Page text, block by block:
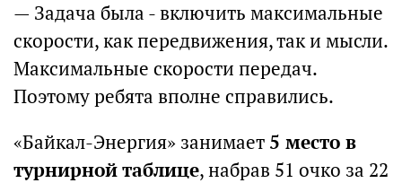
— Задача была - включить максимальные
скорости, как передвижения, так и мысли.
Максимальные скорости передач.
Поэтому ребята вполне справились.
«Байкал-Энергия» занимает 5 место в
турнирной таблице, набрав 51 очко за 22